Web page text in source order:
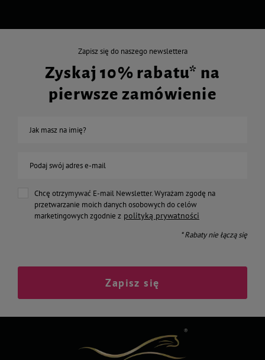
Zapisz się do naszego newslettera
Zyskaj 10% rabatu* na
pierwsze zamówienie
Jak masz na imię?
Podaj swój adres e-mail
Chcę otrzymywać E-mail Newsletter. Wyrażam zgodę na
przetwarzanie moich danych osobowych do celów
marketingowych zgodnie z polityką prywatności
* Rabaty nie łączą się
Zapisz się